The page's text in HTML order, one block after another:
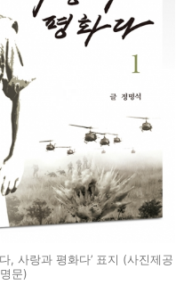
, 사랑과 평화다’ 표지 (사진제공
문)